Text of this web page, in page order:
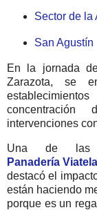
Sector de la
San Agustín
En la jornada
Zarazota, se
intervenciones
Una de las
Panadería Viatela
destacó el
están haciendo
porque es un